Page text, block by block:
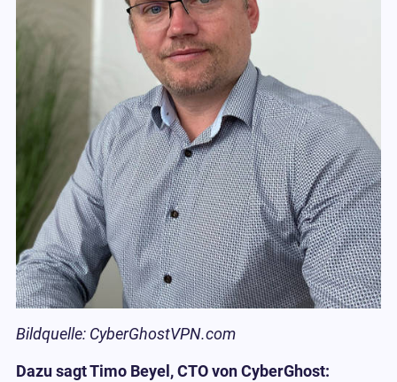
Bildquelle: CyberGhostVPN.com
Dazu sagt Timo Beyel, CTO von CyberGhost: